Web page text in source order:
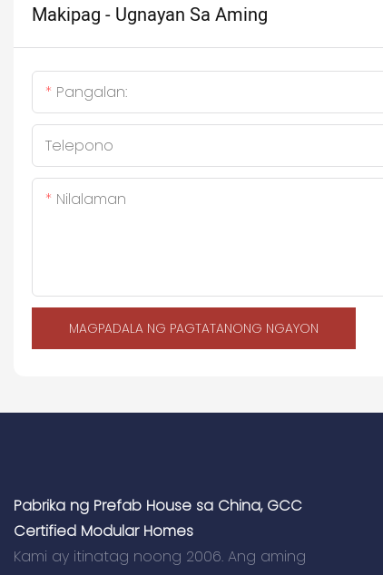
Makipag - Ugnayan Sa Aming
Pangalan:
Telepono
Nilalaman
MAGPADALA NG PAGTATANONG NGAYON
Pabrika ng Prefab House sa China, GCC
Certified Modular Homes
Kami ay itinatag noong 2006. Ang aming